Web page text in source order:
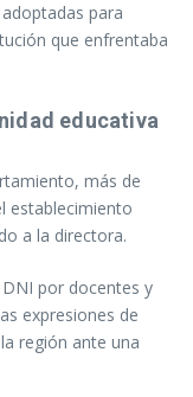
para
que enfrentaba
educativa
más de
establecimiento
a la directora.
por docentes y
expresiones de
región ante una